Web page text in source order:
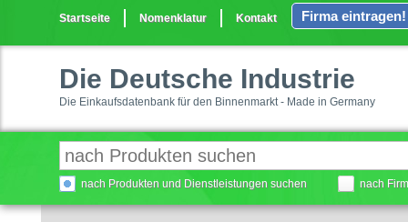
Startseite Nomenklatur Kontakt Firma eintragen!
Die Deutsche Industrie
Die Einkaufsdatenbank für den Binnenmarkt - Made in Germany
nach Produkten und Dienstleistungen suchen nach